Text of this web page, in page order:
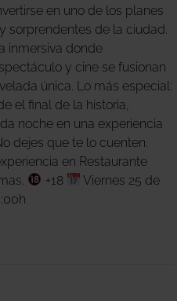
en uno de los planes
sorprendentes de la ciudad.
inmersiva donde
y cine se fusionan
única. Lo más especial:
el final de la historia,
noche en una experiencia
dejes que te lo cuenten.
en Restaurante
+18
Viernes 25 de